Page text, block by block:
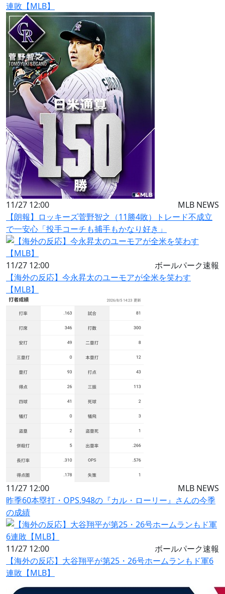
連敗【MLB】
11/27 12:00
MLB NEWS
【朗報】ロッキーズ菅野智之（11勝4敗）トレード不成立
で一安心「投手コーチも捕手もかなり好き」
11/27 12:00
ボールパーク速報
【海外の反応】今永昇太のユーモアが全米を笑わす
【MLB】
11/27 12:00
MLB NEWS
昨季60本塁打・OPS.948の『カル・ローリー』さんの今季
の成績
11/27 12:00
ボールパーク速報
【海外の反応】大谷翔平が第25・26号ホームランもド軍6
連敗【MLB】